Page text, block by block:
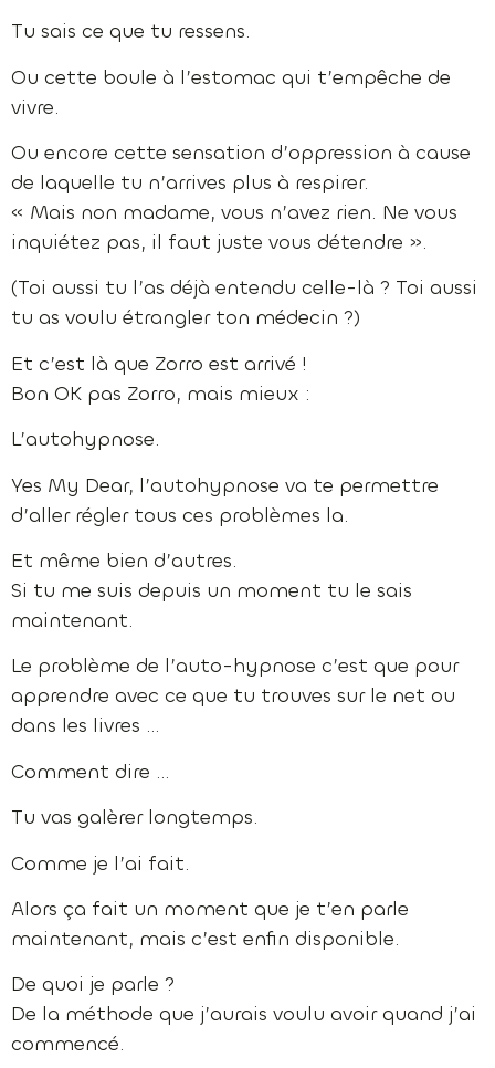
Tu sais ce que tu ressens.
Ou cette boule à l’estomac qui t’empêche de
vivre.
Ou encore cette sensation d’oppression à cause
de laquelle tu n’arrives plus à respirer.
« Mais non madame, vous n’avez rien. Ne vous
inquiétez pas, il faut juste vous détendre ».
(Toi aussi tu l’as déjà entendu celle-là ? Toi aussi
tu as voulu étrangler ton médecin ?)
Et c’est là que Zorro est arrivé !
Bon OK pas Zorro, mais mieux :
L’autohypnose.
Yes My Dear, l’autohypnose va te permettre
d’aller régler tous ces problèmes la.
Et même bien d’autres.
Si tu me suis depuis un moment tu le sais
maintenant.
Le problème de l’auto-hypnose c’est que pour
apprendre avec ce que tu trouves sur le net ou
dans les livres …
Comment dire …
Tu vas galèrer longtemps.
Comme je l’ai fait.
Alors ça fait un moment que je t’en parle
maintenant, mais c’est enfin disponible.
De quoi je parle ?
De la méthode que j’aurais voulu avoir quand j’ai
commencé.